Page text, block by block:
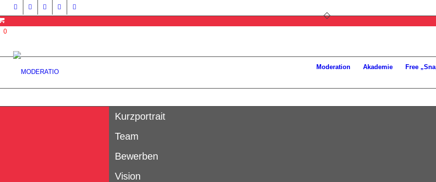
0
Moderation Akademie Free
Kurzportrait
Team
Bewerben
Vision